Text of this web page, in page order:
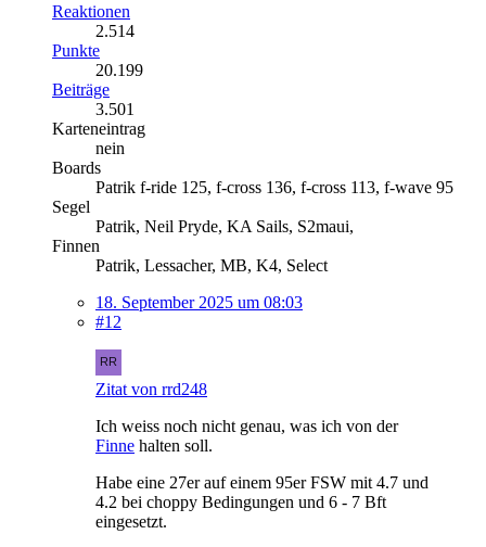
Reaktionen
2.514
Punkte
20.199
Beiträge
3.501
Karteneintrag
nein
Boards
Patrik f-ride 125, f-cross 136, f-cross 113, f-wave 95
Segel
Patrik, Neil Pryde, KA Sails, S2maui,
Finnen
Patrik, Lessacher, MB, K4, Select
18. September 2025 um 08:03
#12
Zitat von rrd248
Ich weiss noch nicht genau, was ich von der
Finne halten soll.
Habe eine 27er auf einem 95er FSW mit 4.7 und
4.2 bei choppy Bedingungen und 6 - 7 Bft
eingesetzt.